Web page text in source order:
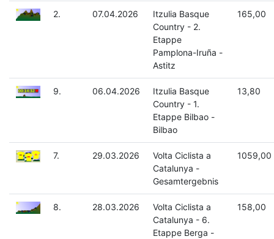
2. 07.04.2026
Itzulia Basque
Country - 2.
Etappe
Pamplona-Iruña -
Astitz
165,00
9. 06.04.2026
Itzulia Basque
Country - 1.
Etappe Bilbao -
Bilbao
13,80
7. 29.03.2026
Volta Ciclista a
Catalunya -
Gesamtergebnis
1059,00
8. 28.03.2026
Volta Ciclista a
Catalunya - 6.
Etappe Berga -
158,00